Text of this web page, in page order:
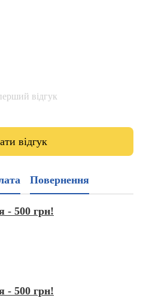
відгук
відгук
Повернення
- 500 грн!
- 500 грн!